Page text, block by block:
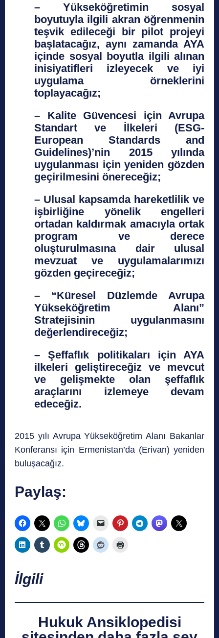
– Yükseköğretimin sosyal
boyutuyla ilgili akran öğrenmenin
teşvik edileceği bir pilot projeyi
başlatacağız, aynı zamanda AYA
içinde sosyal boyutla ilgili alınan
inisiyatifleri izleyecek ve iyi
uygulama örneklerini
toplayacağız;
– Kalite Güvencesi için Avrupa
Standart ve İlkeleri (ESG-
European Standards and
Guidelines)’nin 2015 yılında
uygulanması için yeniden gözden
geçirilmesini önereceğiz;
– Ulusal kapsamda hareketlilik ve
işbirliğine yönelik engelleri
ortadan kaldırmak amacıyla ortak
program ve derece
oluşturulmasına dair ulusal
mevzuat ve uygulamalarımızı
gözden geçireceğiz;
– “Küresel Düzlemde Avrupa
Yükseköğretim Alanı”
Stratejisinin uygulanmasını
değerlendireceğiz;
– Şeffaflık politikaları için AYA
ilkeleri geliştireceğiz ve mevcut
ve gelişmekte olan şeffaflık
araçlarını izlemeye devam
edeceğiz.
2015 yılı Avrupa Yükseköğretim Alanı Bakanlar
Konferansı için Ermenistan’da (Erivan) yeniden
buluşacağız.
Paylaş:
İlgili
Hukuk Ansiklopedisi